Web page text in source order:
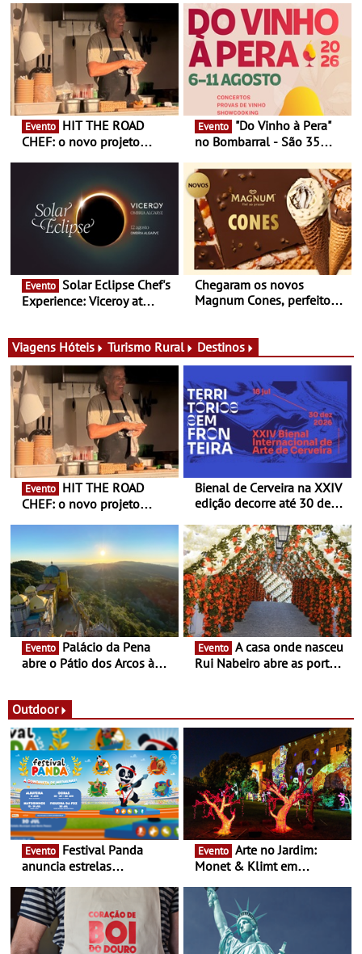
Evento
CHEF: o novo projeto
conceito gastronómico
itinerante que percorre
Portugal
Evento
no Bombarral - São 35
prova e seis dias de
experiências
Evento
Experience: Viceroy at
exclusiva
Chegaram os novos
Magnum Cones, perfeitos
Viagens Hóteis Turismo Rural Destinos
Evento
CHEF: o novo projeto
Queiroz Ribeiro - Um novo
conceito gastronómico
itinerante que percorre
Portugal
Bienal de Cerveira na XXIV
edição decorre até 30 de
enquanto “Territórios sem
Fronteira”
Evento
abre o Pátio dos Arcos à
Evento
Rui Nabeiro abre as portas
16 de agosto
Outdoor
Evento
anuncia estrelas
- Entre Junho e Julho pelo
país
Evento
Monet & Klimt em
ao final de Setembro -
Experiência luminosa no
jardim do Museu de
Alberto Sampaio